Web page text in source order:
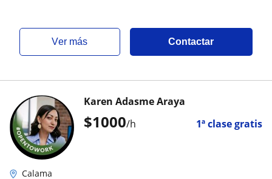
ver más Contactar
$1000/h 1ª clase gratis
Karen Adasme Araya
Calama